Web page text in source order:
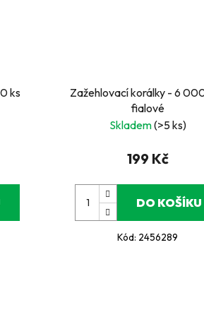
ks
Zažehlovací korálky - 6
fialové
Skladem(>5 ks)
199 Kč
DO KOŠÍKU
Kód: 2456289